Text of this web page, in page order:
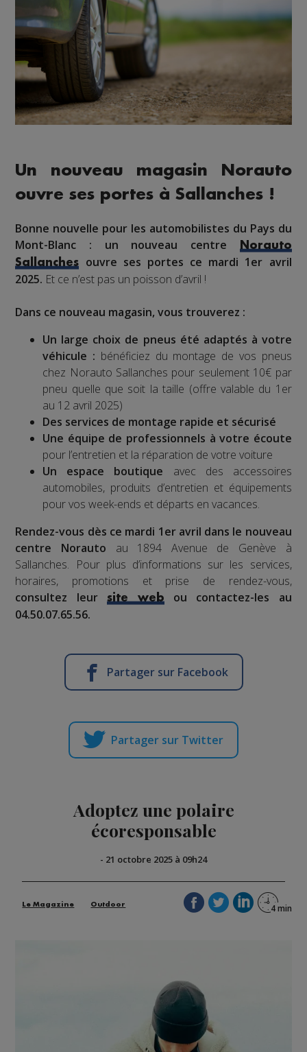
Un nouveau magasin Norauto
ouvre ses portes à Sallanches !
Bonne nouvelle pour les automobilistes du Pays du
Mont-Blanc : un nouveau centre
Norauto
Sallanches
ouvre ses portes ce mardi 1er avril
2025. Et ce n’est pas un poisson d’avril !
Dans ce nouveau magasin, vous trouverez :
Un large choix de pneus été adaptés à votre
véhicule : bénéficiez du montage de vos pneus
chez Norauto Sallanches pour seulement 10€ par
pneu quelle que soit la taille (offre valable du 1er
au 12 avril 2025)
Des services de montage rapide et sécurisé
Une équipe de professionnels à votre écoute
pour l’entretien et la réparation de votre voiture
Un espace boutique avec des accessoires
automobiles, produits d’entretien et équipements
pour vos week-ends et départs en vacances.
Rendez-vous dès ce mardi 1er avril dans le nouveau
centre Norauto au 1894 Avenue de Genève à
Sallanches. Pour plus d’informations sur les services,
horaires, promotions et prise de rendez-vous,
consultez leur
site web
ou contactez-les au
04.50.07.65.56.
Partager sur Facebook
Partager sur Twitter
Adoptez une polaire
écoresponsable
- 21 octobre 2025 à 09h24
Le Magazine Outdoor